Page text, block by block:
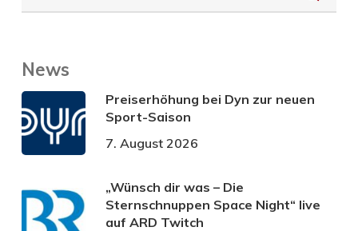
News
Preiserhöhung bei Dyn zur neuen
Sport-Saison
7. August 2026
„Wünsch dir was – Die
Sternschnuppen Space Night“ live
auf ARD Twitch